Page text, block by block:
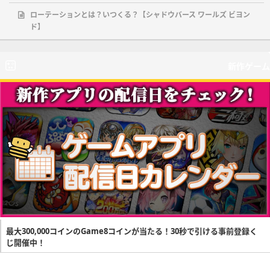
ローテーションとは？いつくる？【シャドウバース ワールズ ビヨン
ド】
最大300,000コインのGame8コインが当たる！30秒で引ける事前登録く
じ開催中！